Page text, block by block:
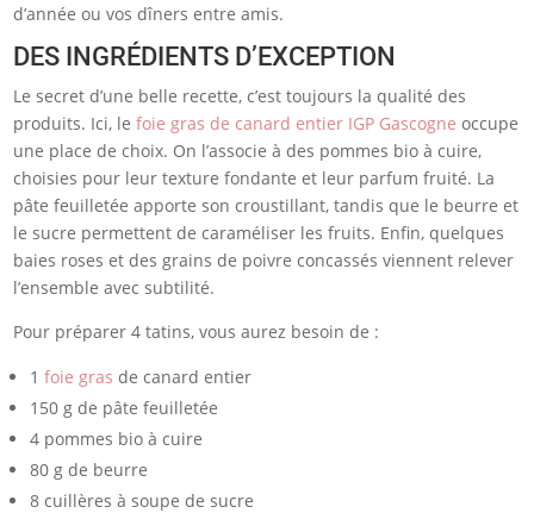
d’année ou vos dîners entre amis.
DES INGRÉDIENTS D’EXCEPTION
Le secret d’une belle recette, c’est toujours la qualité des
produits. Ici, lefoie gras de canard entier IGP Gascogne occupe
une place de choix. On l’associe à des pommes bio à cuire,
choisies pour leur texture fondante et leur parfum fruité. La
pâte feuilletée apporte son croustillant, tandis que le beurre et
le sucre permettent de caraméliser les fruits. Enfin, quelques
baies roses et des grains de poivre concassés viennent relever
l’ensemble avec subtilité.
Pour préparer 4 tatins, vous aurez besoin de :
1foie grasde canard entier
150 g de pâte feuilletée
4 pommes bio à cuire
80 g de beurre
8 cuillères à soupe de sucre